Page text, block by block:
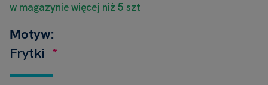
w magazynie więcej niż 5 szt
Motyw:
Frytki